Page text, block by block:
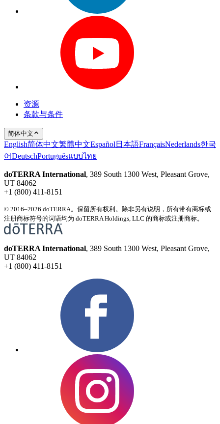
资源
条款与条件
简体中文
English简体中文繁體中文Español 日本語FrançaisNederlands한국
어DeutschPortuguêsแบบไทย
doTERRA International, 389 South 1300 West, Pleasant Grove,
UT 84062
+1 (800) 411-8151
© 2016–2026 doTERRA。保留所有权利。除非另有说明，所有带有商标或
注册商标符号的词语均为 doTERRA Holdings, LLC 的商标或注册商标。
doTERRA International, 389 South 1300 West, Pleasant Grove,
UT 84062
+1 (800) 411-8151